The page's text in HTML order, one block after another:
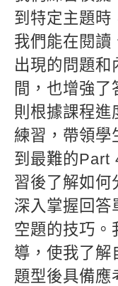
到特定主題時
我們能在閱讀
出現的問題和
間，也增強了
則根據課程進
練習，帶領學
到最難的Part
習後了解如何
深入掌握回答
空題的技巧。
導，使我了解
題型後具備應